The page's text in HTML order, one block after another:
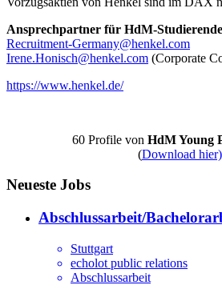
Ansprechpartner für HdM-Studierende
Recruitment-Germany@henkel.com
Irene.Honisch@henkel.com (Corporate
https://www.henkel.de/
60 Profile von HdM Young
(Download hier)
Neueste Jobs
Abschlussarbeit/
Stuttgart
echolot public relations
Abschlussarbeit